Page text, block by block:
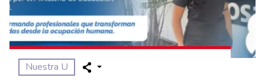
Nuestra U